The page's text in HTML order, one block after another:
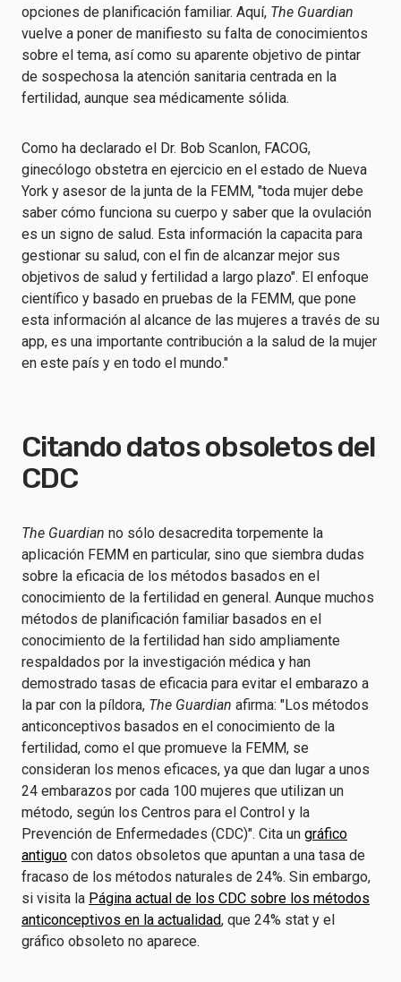
opciones de planificación familiar. Aquí, The Guardian
vuelve a poner de manifiesto su falta de conocimientos
sobre el tema, así como su aparente objetivo de pintar
de sospechosa la atención sanitaria centrada en la
fertilidad, aunque sea médicamente sólida.
Como ha declarado el Dr. Bob Scanlon, FACOG,
ginecólogo obstetra en ejercicio en el estado de Nueva
York y asesor de la junta de la FEMM, "toda mujer debe
saber cómo funciona su cuerpo y saber que la ovulación
es un signo de salud. Esta información la capacita para
gestionar su salud, con el fin de alcanzar mejor sus
objetivos de salud y fertilidad a largo plazo". El enfoque
científico y basado en pruebas de la FEMM, que pone
esta información al alcance de las mujeres a través de su
app, es una importante contribución a la salud de la mujer
en este país y en todo el mundo."
Citando datos obsoletos del
CDC
The Guardian no sólo desacredita torpemente la
aplicación FEMM en particular, sino que siembra dudas
sobre la eficacia de los métodos basados en el
conocimiento de la fertilidad en general. Aunque muchos
métodos de planificación familiar basados en el
conocimiento de la fertilidad han sido ampliamente
respaldados por la investigación médica y han
demostrado tasas de eficacia para evitar el embarazo a
la par con la píldora, The Guardian afirma: "Los métodos
anticonceptivos basados en el conocimiento de la
fertilidad, como el que promueve la FEMM, se
consideran los menos eficaces, ya que dan lugar a unos
24 embarazos por cada 100 mujeres que utilizan un
método, según los Centros para el Control y la
Prevención de Enfermedades (CDC)". Cita un gráfico
antiguo con datos obsoletos que apuntan a una tasa de
fracaso de los métodos naturales de 24%. Sin embargo,
si visita la Página actual de los CDC sobre los métodos
anticonceptivos en la actualidad, que 24% stat y el
gráfico obsoleto no aparece.